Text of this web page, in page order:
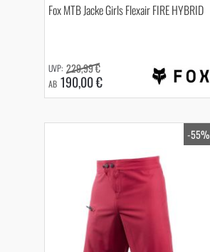
Fox MTB Jacke Girls Flexair FIRE HYBRID
AB 190,00 €
229,99 €
-55%